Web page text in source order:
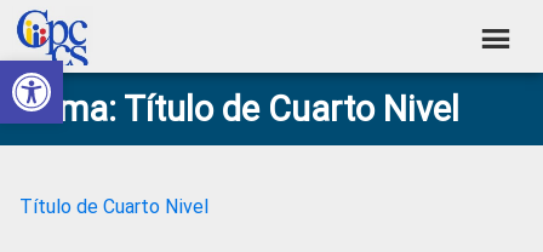
Abrir barra de herramientas
Skip
to
primary
navigation
Skip
to
main
content
Skip
to
primary
sidebar
Skip
to
footer
Consejo
de
Ciudadana
Construyendo
Poder
Ciudadano
Tema: Título de Cuarto Nivel
Título de Cuarto Nivel